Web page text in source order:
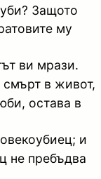
Защото
му
ви мрази.
в живот,
остава в
и
не пребъдва